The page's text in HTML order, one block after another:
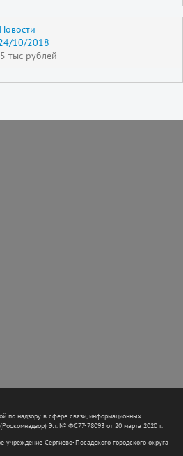
Новости
10/2018
тыс рублей
по надзору в сфере связи, информационных
Эл. № ФС77-78093 от 20 марта 2020 г.
учреждение Сергиево-Посадского городского округа